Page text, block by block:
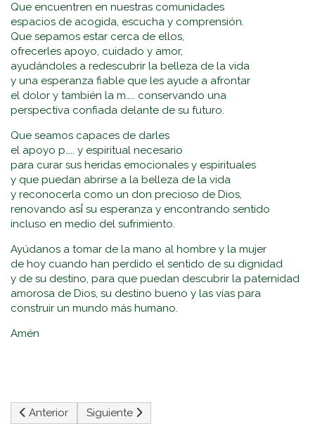
Que encuentren en nuestras comunidades
espacios de acogida, escucha y comprensión.
Que sepamos estar cerca de ellos,
ofrecerles apoyo, cuidado y amor,
ayudándoles a redescubrir la belleza de la vida
y una esperanza fiable que les ayude a afrontar
el dolor y también la m….. conservando una
perspectiva confiada delante de su futuro.
Que seamos capaces de darles
el apoyo p….. y espiritual necesario
para curar sus heridas emocionales y espirituales
y que puedan abrirse a la belleza de la vida
y reconocerla como un don precioso de Dios,
renovando así́ su esperanza y encontrando sentido
incluso en medio del sufrimiento.
Ayúdanos a tomar de la mano al hombre y la mujer
de hoy cuando han perdido el sentido de su dignidad
y de su destino, para que puedan descubrir la paternidad
amorosa de Dios, su destino bueno y las vías para
construir un mundo más humano.
Amén
Artículo anterior: Comentario Al Evangelio 2/Nov/2025
Anterior Artículo siguiente: Comentario Al Evangelio
Siguiente